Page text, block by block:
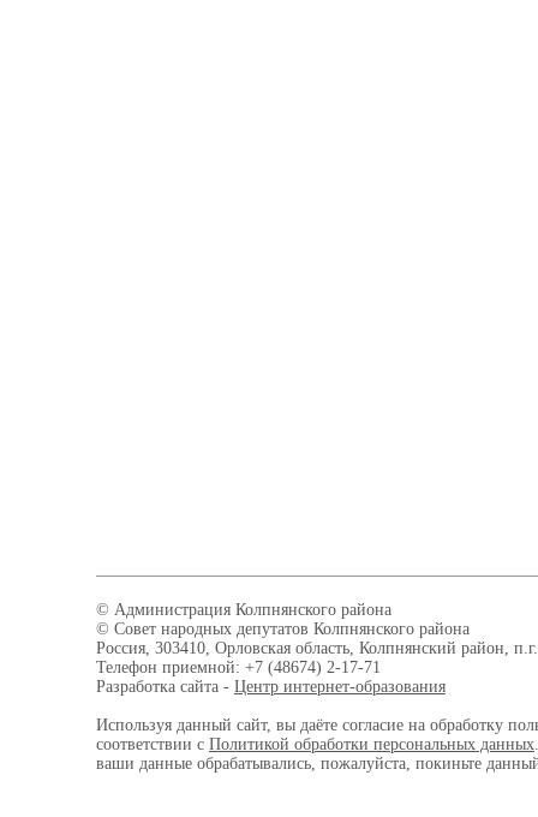
© Администрация Колпнянского района
© Совет народных депутатов Колпнянского района
Россия, 303410, Орловская область, Колпнянский район,
Телефон приемной: +7 (48674) 2-17-71
Разработка сайта - Центр интернет-образования
Используя данный сайт, вы даёте согласие на обработку
соответствии с Политикой обработки персональных данных
ваши данные обрабатывались, пожалуйста, покиньте